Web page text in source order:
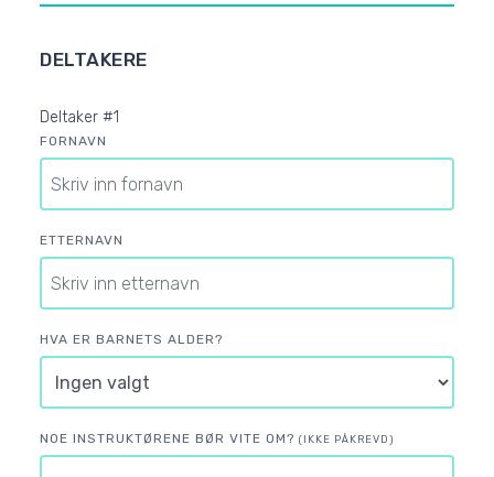
DELTAKERE
Deltaker #1
FORNAVN
ETTERNAVN
HVA ER BARNETS ALDER?
NOE INSTRUKTØRENE BØR VITE OM? (IKKE PÅKREVD)